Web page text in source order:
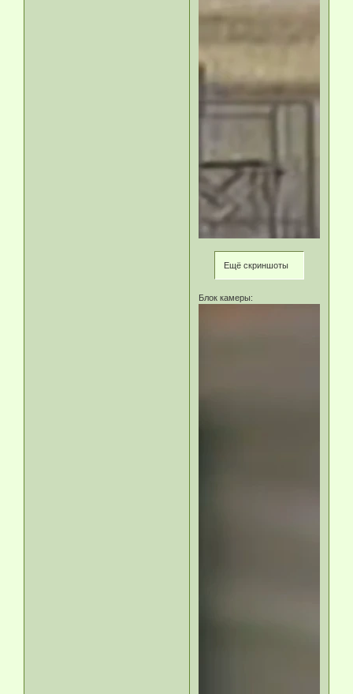
Ещё скриншоты
Блок камеры: